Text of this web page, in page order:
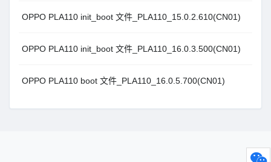
OPPO PLA110 init_boot 文件_PLA110_15.0.2.610(CN01)
OPPO PLA110 init_boot 文件_PLA110_16.0.3.500(CN01)
OPPO PLA110 boot 文件_PLA110_16.0.5.700(CN01)